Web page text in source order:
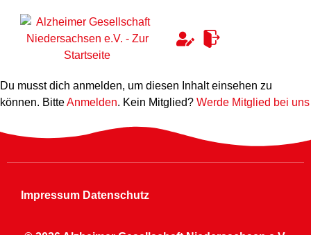
Du musst dich anmelden, um diesen Inhalt einsehen zu
können. BitteAnmelden. Kein Mitglied? Werde Mitglied bei uns
Impressum Datenschutz